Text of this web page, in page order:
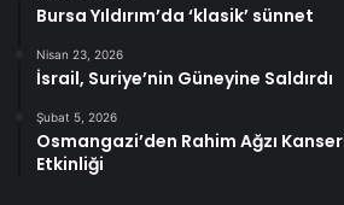
Bursa Yıldırım’da ‘klasik’ sünnet
Nisan 23, 2026
İsrail, Suriye’nin Güneyine Saldırdı
Şubat 5, 2026
Osmangazi’den Rahim Ağzı
Etkinliği